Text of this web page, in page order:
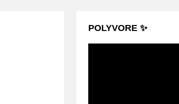
POLYVORE ✨